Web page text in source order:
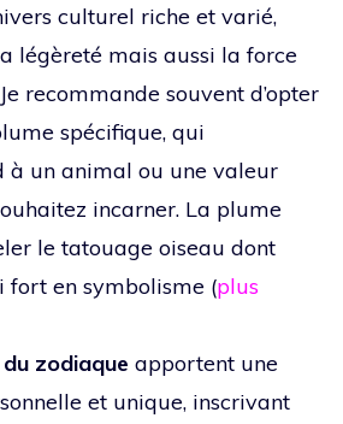
culturel riche et varié,
légèreté mais aussi la force
recommande souvent d’opter
spécifique, qui
à un animal ou une valeur
incarner. La plume
le tatouage oiseau dont
fort en symbolisme (plus
zodiaque apportent une
et unique, inscrivant